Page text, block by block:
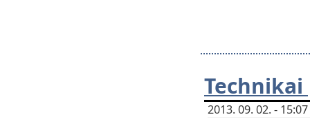
2013. 09. 02. -